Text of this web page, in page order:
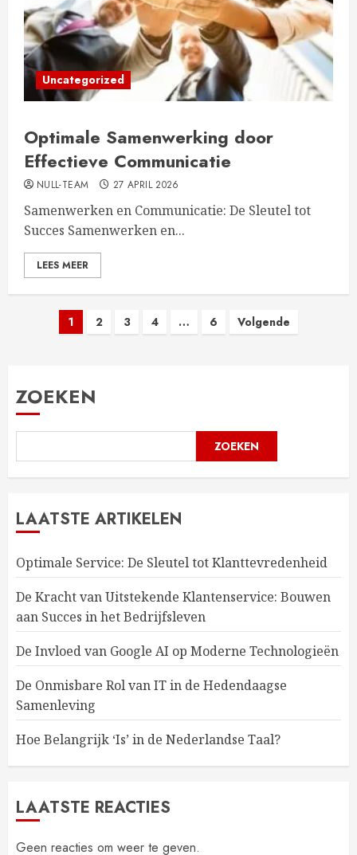
Uncategorized
Optimale Samenwerking door
Effectieve Communicatie
NULL-TEAM 27 APRIL 2026
Samenwerken en Communicatie: De Sleutel tot
Succes Samenwerken en...
LEES MEER
Berichten
1 2 3 4 … 6 Volgende
ZOEKEN
ZOEKEN
LAATSTE ARTIKELEN
Optimale Service: De Sleutel tot Klanttevredenheid
De Kracht van Uitstekende Klantenservice: Bouwen
aan Succes in het Bedrijfsleven
De Invloed van Google AI op Moderne Technologieën
De Onmisbare Rol van IT in de Hedendaagse
Samenleving
Hoe Belangrijk ‘Is’ in de Nederlandse Taal?
LAATSTE REACTIES
Geen reacties om weer te geven.